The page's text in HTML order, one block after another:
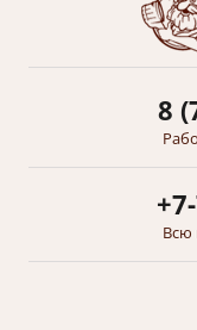
8
Всю